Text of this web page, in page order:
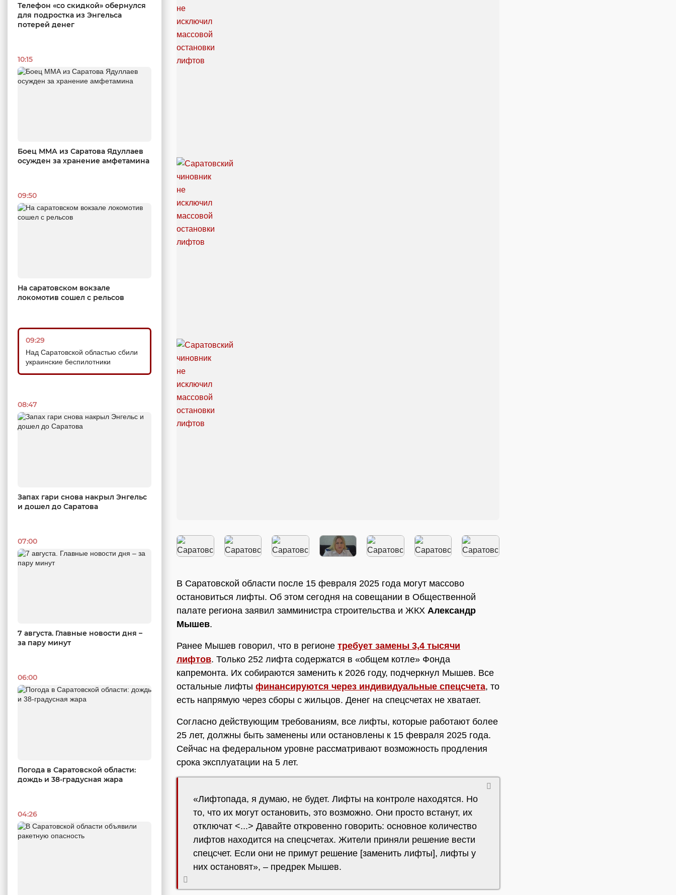
Телефон «со скидкой» обернулся
для подростка из Энгельса
потерей денег
10:15
Боец ММА из Саратова Ядуллаев
осужден за хранение амфетамина
09:50
На саратовском вокзале
локомотив сошел с рельсов
09:29
Над Саратовской областью сбили
украинские беспилотники
08:47
Запах гари снова накрыл Энгельс
и дошел до Саратова
07:00
7 августа. Главные новости дня –
за пару минут
06:00
Погода в Саратовской области:
дождь и 38-градусная жара
04:26
В Саратовской области после 15 февраля 2025 года могут массово
остановиться лифты. Об этом сегодня на совещании в Общественной
палате региона заявил замминистра строительства и ЖКХ Александр
Мышев.
Ранее Мышев говорил, что в регионе требует замены 3,4 тысячи
лифтов. Только 252 лифта содержатся в «общем котле» Фонда
капремонта. Их собираются заменить к 2026 году, подчеркнул Мышев. Все
остальные лифты финансируются через индивидуальные спецсчета, то
есть напрямую через сборы с жильцов. Денег на спецсчетах не хватает.
Согласно действующим требованиям, все лифты, которые работают более
25 лет, должны быть заменены или остановлены к 15 февраля 2025 года.
Сейчас на федеральном уровне рассматривают возможность продления
срока эксплуатации на 5 лет.
«Лифтопада, я думаю, не будет. Лифты на контроле находятся. Но
то, что их могут остановить, это возможно. Они просто встанут, их
отключат <...> Давайте откровенно говорить: основное количество
лифтов находится на спецсчетах. Жители приняли решение вести
спецсчет. Если они не примут решение [заменить лифты], лифты у
них остановят», – предрек Мышев.